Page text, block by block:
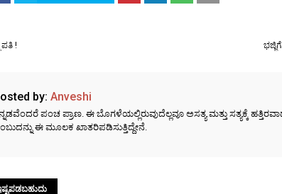
!
by: Anveshi
ಪಂಚ ಪ್ರಾಣ. ಈ ಬೊಗಳೆಯಲ್ಲಿರುವುದೆಲ್ಲವೂ ಅಸತ್ಯ ಮತ್ತು ಸತ್ಯಕ್ಕೆ
ಈ ಮೂಲಕ ಖಾತರಿಪಡಿಸುತ್ತಿದ್ದೇನೆ.